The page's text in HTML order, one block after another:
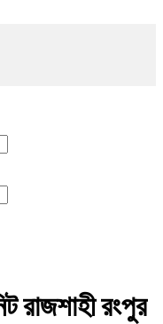
রাজশাহী রংপুর